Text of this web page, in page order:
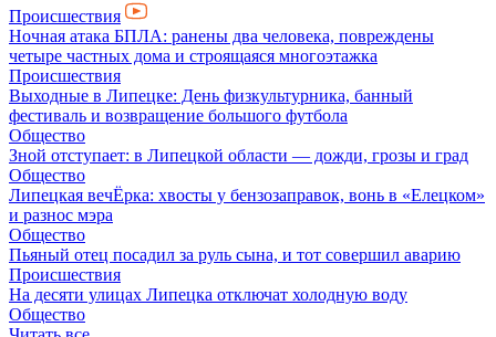
Происшествия
Ночная атака БПЛА: ранены два человека, повреждены
четыре частных дома и строящаяся многоэтажка
Происшествия
Выходные в Липецке: День физкультурника, банный
фестиваль и возвращение большого футбола
Общество
Зной отступает: в Липецкой области — дожди, грозы и град
Общество
Липецкая вечЁрка: хвосты у бензозаправок, вонь в «Елецком»
и разнос мэра
Общество
Пьяный отец посадил за руль сына, и тот совершил аварию
Происшествия
На десяти улицах Липецка отключат холодную воду
Общество